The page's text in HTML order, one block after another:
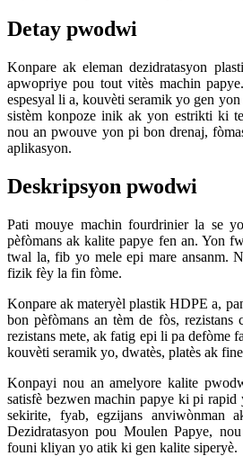
Detay pwodwi
Konpare ak eleman dezidratasyon
apwopriye pou tout vitès machin
espesyal li a, kouvèti seramik yo gen
sistèm konpoze inik ak yon estrikti ki
nou an pwouve yon pi bon drenaj,
aplikasyon.
Deskripsyon pwodwi
Pati mouye machin fourdrinier la se
pèfòmans ak kalite papye fen an. Yon
twal la, fib yo mele epi mare ansanm.
fizik fèy la fin fòme.
Konpare ak materyèl plastik HDPE a,
bon pèfòmans an tèm de fòs, rezistans
rezistans mete, ak fatig epi li pa defòme
kouvèti seramik yo, dwatès, platès ak
Konpayi nou an amelyore kalite
satisfè bezwen machin papye ki pi
sekirite, fyab, egzijans anviwònman
Dezidratasyon pou Moulen Papye,
founi kliyan yo atik ki gen kalite siperyè.